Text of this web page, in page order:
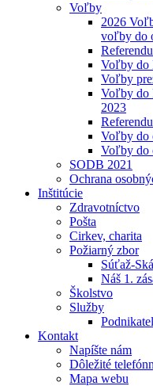
Voľby
2026
voľby do
Voľby do
Voľby
Voľby do
2023
Voľby do
Voľby do
SODB 2021
Ochrana
Inštitúcie
Zdravotníctvo
Pošta
Cirkev, charita
Požiarný zbor
Súťaž-
Náš 1.
Školstvo
Služby
Kontakt
Napíšte nám
Dôležité
Mapa webu